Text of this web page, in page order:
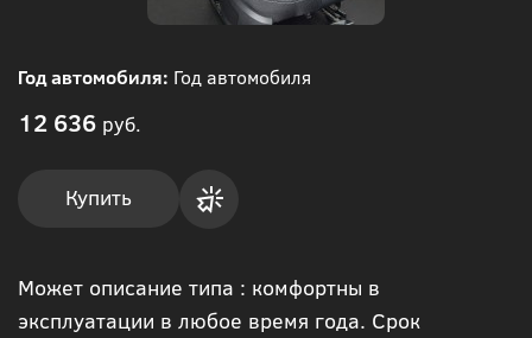
Год автомобиля: Год автомобиля
12 636 руб.
Купить
в 1
Может описание типа : комфортны в
эксплуатации в любое время года. Срок